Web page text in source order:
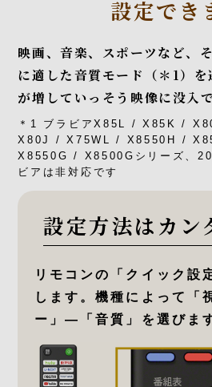
設定でき
映画、音楽、スポーツなど、
に適した音質モード（＊1）
が増していっそう映像に没入で
＊1 ブラビアX85L / X85K /
X80J / X75WL / X8550H /
X8550G / X8500Gシリーズ、
ビアは非対応です
設定方法はカン
リモコンの「クイック設
します。機種によって「
ー」―「音質」を選びま